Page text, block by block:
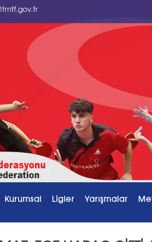
Kurumsal Ligler Yarışmalar